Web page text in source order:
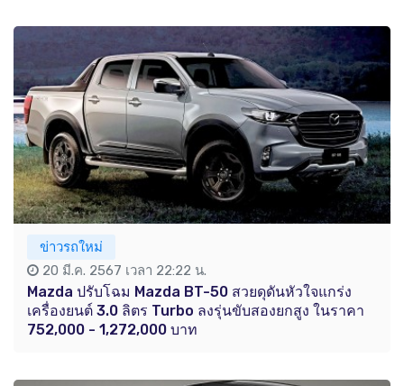
ข่าวรถใหม่
20 มี.ค. 2567 เวลา 22:22 น.
Mazda ปรับโฉม Mazda BT-50 สวยดุดันหัวใจแกร่ง
เครื่องยนต์ 3.0 ลิตร Turbo ลงรุ่นขับสองยกสูง ในราคา
752,000 - 1,272,000 บาท